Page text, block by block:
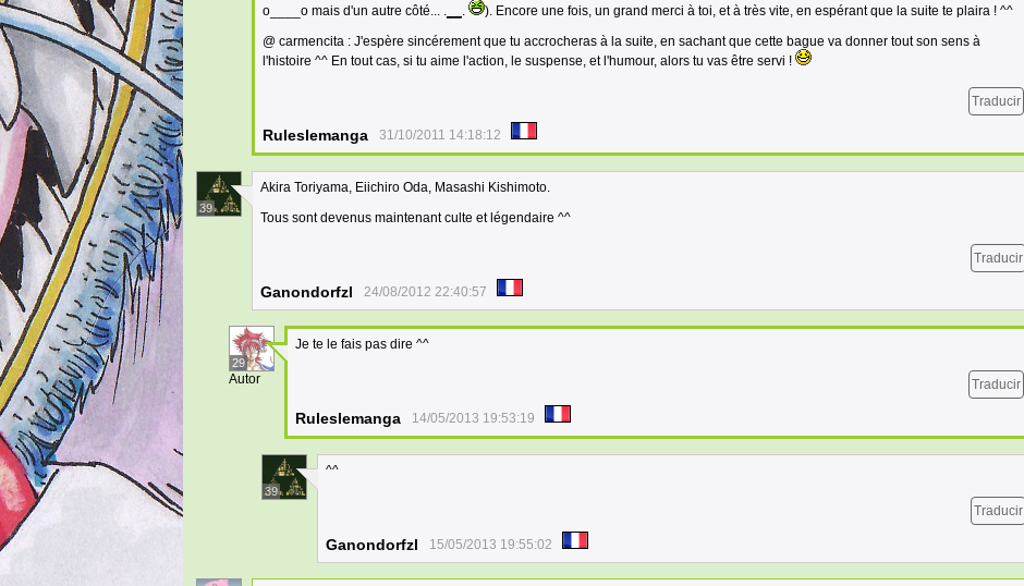
o____o mais d'un autre côté... .
.
). Encore une fois, un grand merci à toi, et à très vite, en espérant que la suite te plaira ! ^^
@ carmencita : J'espère sincérement que tu accrocheras à la suite, en sachant que cette bague va donner tout son sens à
l'histoire ^^ En tout cas, si tu aime l'action, le suspense, et l'humour, alors tu vas être servi !
Traducir
Ruleslemanga 31/10/2011 14:18:12
39
Akira Toriyama, Eiichiro Oda, Masashi Kishimoto.
Tous sont devenus maintenant culte et légendaire ^^
Traducir
Ganondorfzl 24/08/2012 22:40:57
29
Autor
Je te le fais pas dire ^^
Traducir
Ruleslemanga 14/05/2013 19:53:19
39
^^
Traducir
Ganondorfzl 15/05/2013 19:55:02